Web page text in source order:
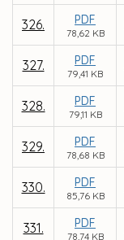
326. PDF
78,62 KB
327. PDF
79,41 KB
328. PDF
79,11 KB
329. PDF
78,68 KB
330. PDF
85,76 KB
331. PDF
78,74 KB